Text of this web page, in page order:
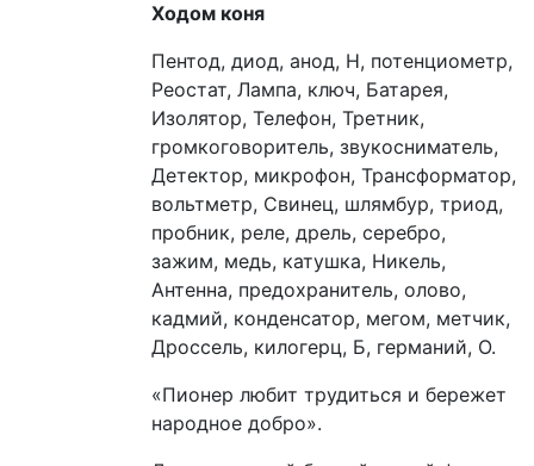
Ходом коня
Пентод, диод, анод, Н, потенциометр,
Реостат, Лампа, ключ, Батарея,
Изолятор, Телефон, Третник,
громкоговоритель, звукосниматель,
Детектор, микрофон, Трансформатор,
вольтметр, Свинец, шлямбур, триод,
пробник, реле, дрель, серебро,
зажим, медь, катушка, Никель,
Антенна, предохранитель, олово,
кадмий, конденсатор, мегом, метчик,
Дроссель, килогерц, Б, германий, О.
«Пионер любит трудиться и бережет
народное добро».